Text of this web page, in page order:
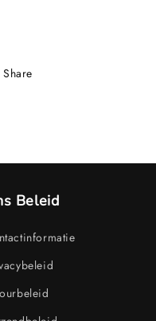
Share
Beleid